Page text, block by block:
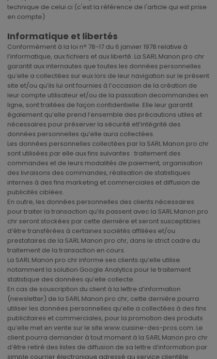
technique de celui ci (c'est la référence de l'article qui est prise
en compte)
Informatique et libertés
Conformément à la loi n° 78-17 du 6 janvier 1978 relative à
l’informatique, aux fichiers et aux liberté. La SARL Manon pro chr
garantit aux internautes que toutes les données personnelles
qu’elle a collectées sur eux lors de leur navigation sur le présent
site et/ou qu’ils lui ont fournies à l’occasion de la création de
leur compte utilisateur et/ou de la passation decommandes en
ligne, sont traitées de façon confidentielle. Elle leur garantit
également qu’elle prend l’ensemble des précautions utiles et
nécessaires pour préserver la sécurité etl’intégrité des
données personnelles qu’elle aura collectées.
Les données personnelles collectées par la SARL Manon pro chr
sont utilisées par elle aux fins suivantes : traitement des
commandes et de leurs modalités de paiement, organisation
des livraisons des commandes, réalisation de statistiques
internes à des fins marketing et commerciales et diffusion de
publicités ciblées.
En outre, les données personnelles des clients nécessaires
pour traiter la transaction qu’ils passent avec la SARL Manon pro
chr seront stockées par cette dernière et seront susceptibles
d’être transférées à certaines sociétés affiliées et/ou
prestataires de la SARL Manon pro chr, dans le strict cadre du
traitement de la transaction en cours.
La SARL Manon pro chr informe ses clients qu’elle utilise
notamment la solution Google Analytics pour le traitement
statistique des données qu’elle collecte.
En cas de souscription du client à la lettre d’information
(newsletter) de la SARL Manon pro chr, cette dernière pourra
utiliser les données personnelles qu’elle a collectées à des fins
publicitaires et commerciales, pour la promotion des produits
qu’elle met en vente sur le site www.cuisine-des-pros.com. Le
client pourra demander à tout moment à la SARL Manon pro chr
d’être retiré des listes de diffusion de sa lettre d’information par
simple courrier électronique adressé au service clientèle